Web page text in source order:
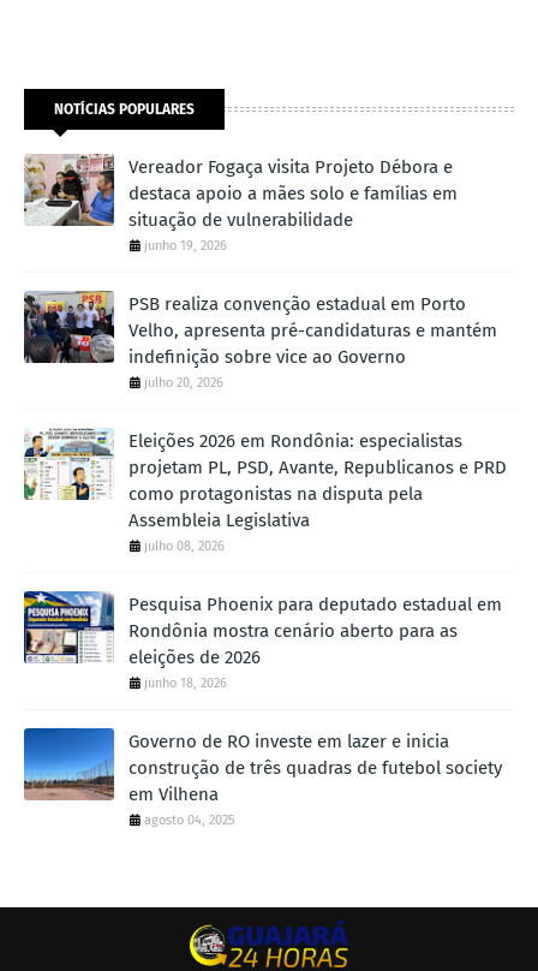
NOTÍCIAS POPULARES
Vereador Fogaça visita Projeto Débora e
destaca apoio a mães solo e famílias em
situação de vulnerabilidade
junho 19, 2026
PSB realiza convenção estadual em Porto
Velho, apresenta pré-candidaturas e mantém
indefinição sobre vice ao Governo
julho 20, 2026
Eleições 2026 em Rondônia: especialistas
projetam PL, PSD, Avante, Republicanos e PRD
como protagonistas na disputa pela
Assembleia Legislativa
julho 08, 2026
Pesquisa Phoenix para deputado estadual em
Rondônia mostra cenário aberto para as
eleições de 2026
junho 18, 2026
Governo de RO investe em lazer e inicia
construção de três quadras de futebol society
em Vilhena
agosto 04, 2025